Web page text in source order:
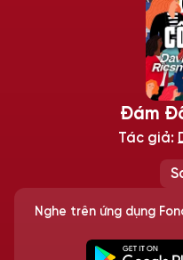
Đám
Tác giả:
Nghe trên ứng dụng